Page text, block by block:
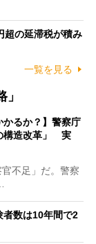
超の延滞税が積み
一覧を見る
かるか？】警察庁
構造改革」 実
不足」だ。警察
者数は10年間で2